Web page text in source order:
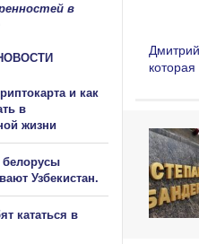
в
и как
в
жизни
Узбекистан.
кататься в